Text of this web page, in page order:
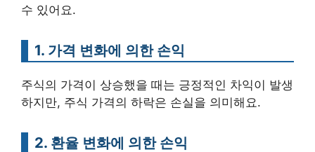
수 있어요.
1. 가격 변화에 의한 손익
주식의 가격이 상승했을 때는 긍정적인 차익이 발생
하지만, 주식 가격의 하락은 손실을 의미해요.
2. 환율 변화에 의한 손익